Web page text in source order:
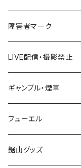
国道600～699号線
国道700～799号線
ROUTE600～699号線
ROUTE700～799号線
ROUTE 600～699号線
ROUTE 700～799号線
ROUTE 600～699号線
ROUTE 700～799号線
秋田県
Tシャツ
ステッカー
山形県
福島県
茨城県
栃木県
障害者マーク
LIVE配信・撮影禁止
LIVE配信禁止
撮影禁止
ギャンブル・煙草
ホテルキーホルダー
たばこ・禁煙ステッカー
フューエル
ステッカー
鋸山グッズ